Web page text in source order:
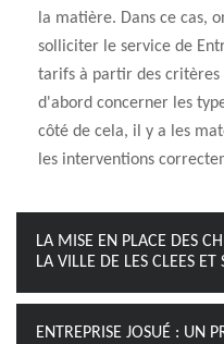
la matière. Dans ce cas,
solliciter le service de
tarifs à partir des critères
d'abord concerner les
côté de cela, il y a les
les interventions
LA MISE EN PLACE DES
LA VILLE DE LES CLEES ET
ENTREPRISE JOSUÉ : UN